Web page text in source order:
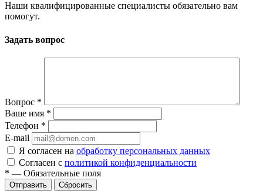
Наши квалифицированные специалисты обязательно вам
помогут.
Задать вопрос
Вопрос *
Ваше имя *
Телефон *
E-mail
Я согласен на обработку персональных данных
Согласен с политикой конфиденциальности
* — Обязательные поля
Сбросить